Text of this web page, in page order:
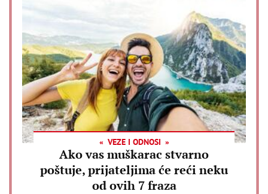
VEZE I ODNOSI
Ako vas muškarac stvarno
poštuje, prijateljima će reći neku
od ovih 7 fraza